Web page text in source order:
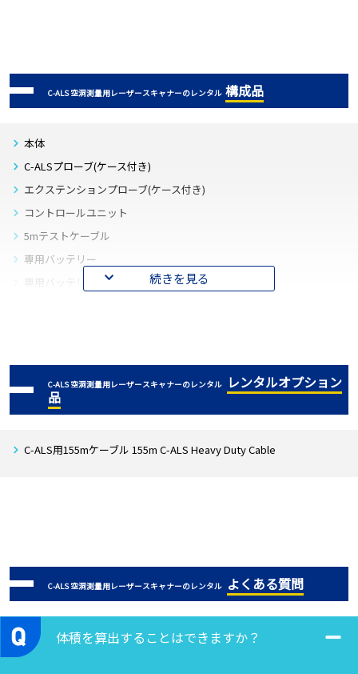
C-ALS 空洞測量用レーザースキャナーのレンタル 構成品
本体
C-ALSプローブ(ケース付き)
エクステンションプローブ(ケース付き)
コントロールユニット
5mテストケーブル
専用バッテリー
専用バッテリー接続用ケーブル
運搬用ケース
ソフトウェア(USBメモリ)
※対応最新OS:WindowsXP
続きを見る
C-ALS 空洞測量用レーザースキャナーのレンタル レンタルオプション
品
C-ALS用155mケーブル 155m C-ALS Heavy Duty Cable
C-ALS 空洞測量用レーザースキャナーのレンタル よくある質問
体積を算出することはできますか？